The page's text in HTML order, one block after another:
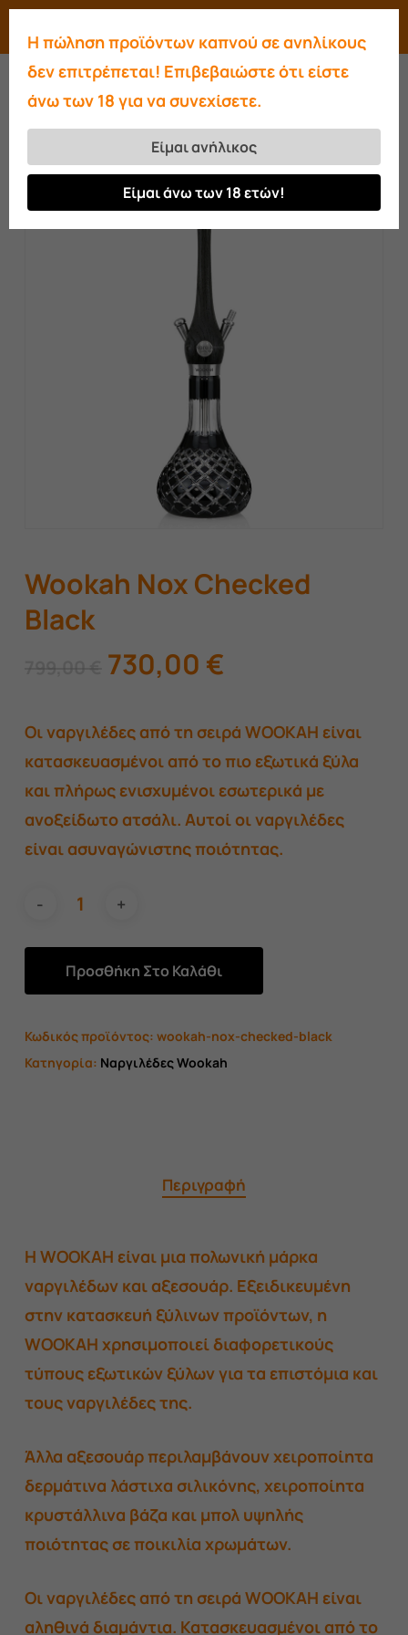
Skip
main
content
searchaccount
Αρχική σελίδα Ναργιλέδες
Wookah
Wookah Nox Checked Black
Wookah Nox Checked
Black
799,00 € Original
price
was:
799,00 €.
730,00 €Η
τιμή
είναι:
730,00 €.
Οι ναργιλέδες από τη σειρά WOOKAH είναι
κατασκευασμένοι από το πιο εξωτικά ξύλα
και πλήρως ενισχυμένοι εσωτερικά με
ανοξείδωτο ατσάλι. Αυτοί οι ναργιλέδες
είναι ασυναγώνιστης ποιότητας.
Προσθήκη Στο Καλάθι
Κωδικός προϊόντος: wookah-nox-checked-black
Κατηγορία: Ναργιλέδες Wookah
Περιγραφή
Η WOOKAH είναι μια πολωνική μάρκα
ναργιλέδων και αξεσουάρ. Εξειδικευμένη
στην κατασκευή ξύλινων προϊόντων, η
WOOKAH χρησιμοποιεί διαφορετικούς
τύπους εξωτικών ξύλων για τα επιστόμια και
τους ναργιλέδες της.
Άλλα αξεσουάρ περιλαμβάνουν χειροποίητα
δερμάτινα λάστιχα σιλικόνης, χειροποίητα
κρυστάλλινα βάζα και μπολ υψηλής
ποιότητας σε ποικιλία χρωμάτων.
Οι ναργιλέδες από τη σειρά WOOKAH είναι
αληθινά διαμάντια. Κατασκευασμένοι από το
Close
Η πώληση προϊόντων καπνού σε ανηλίκους
δεν επιτρέπεται! Επιβεβαιώστε ότι είστε
άνω των 18 για να συνεχίσετε.
Είμαι ανήλικος
Είμαι άνω των 18 ετών!